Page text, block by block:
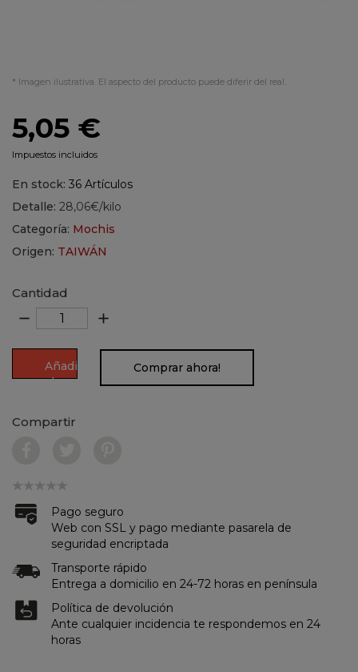
* Imagen ilustrativa. El aspecto del producto puede diferir del real.
5,05 €
Impuestos incluidos
En stock: 36 Artículos
Detalle: 28,06€/kilo
Categoría: Mochis
Origen: TAIWÁN
Cantidad
remove add
Añadir
al
Comprar ahora!
Compartir
Pago seguro
Web con SSL y pago mediante pasarela de
seguridad encriptada
Transporte rápido
Entrega a domicilio en 24-72 horas en península
Política de devolución
Ante cualquier incidencia te respondemos en 24
horas